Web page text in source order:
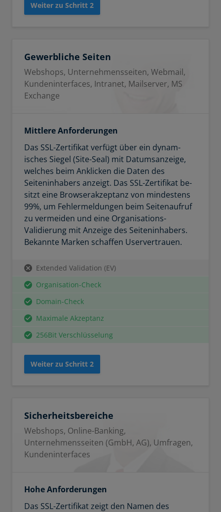
Weiter zu Schritt 2
Gewerbliche Seiten
Webshops, Unternehmensseiten, Webmail,
Kundeninterfaces, Intranet, Mailserver, MS
Exchange
Mittlere Anforderungen
Das SSL-Zertifikat ver­fügt über ein dynam­
isches Siegel (Site-Seal) mit Datumsanzeige,
welches beim Anklicken die Daten des
Seiteninhabers anzeigt. Das SSL-Zertifikat be­
sitzt eine Browser­ak­zep­tanz von mindestens
99%, um Fehler­meld­ungen beim Seitenaufruf
zu vermeiden und eine Organisations-
Validierung mit Anzeige des Seiteninhabers.
Bekannte Marken schaffen Uservertrauen.
Extended Validation (EV)
Organisation-Check
Domain-Check
Maximale Akzeptanz
256Bit Verschlüsselung
Weiter zu Schritt 2
Sicherheitsbereiche
Webshops, Online-Banking,
Unternehmensseiten (GmbH, AG), Umfragen,
Kundeninterfaces
Hohe Anforderungen
Das SSL-Zertifikat zeigt den Namen des